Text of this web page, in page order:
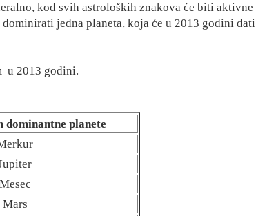
kod svih astroloških znakova će biti aktivne
dominirati jedna planeta, koja će u 2013 godini dati
u 2013 godini.
dominantne planete
Mesec
Mars